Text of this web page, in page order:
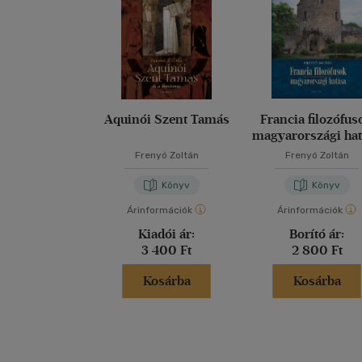
Aquinói Szent Tamás
Frenyó Zoltán
Könyv
Árinformációk
Kiadói ár:
3 400 Ft
Kosárba
Francia
magyarországi
Frenyó Zoltán
Könyv
Árinformációk
Borító ár:
2 800 Ft
Kosárba